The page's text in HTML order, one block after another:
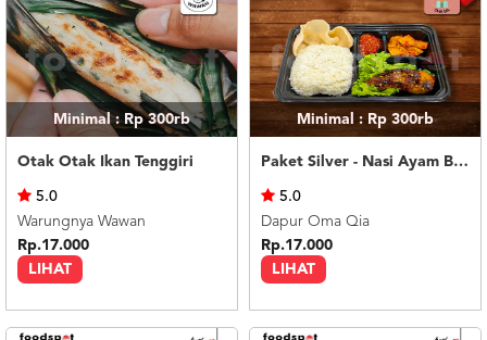
Minimal : Rp 300rb
Otak Otak Ikan Tenggiri
LIHAT
5.0
Warungnya Wawan
Rp.17.000
Minimal : Rp 300rb
Paket Silver - Nasi Ayam Bakar
LIHAT
5.0
Dapur Oma Qia
Rp.17.000